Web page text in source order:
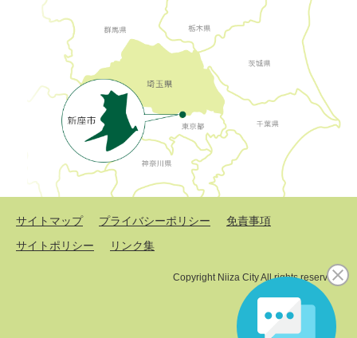
サイトマップ プライバシーポリシー
免責事項
サイトポリシー
リンク集
Copyright Niiza City All rights reserved.